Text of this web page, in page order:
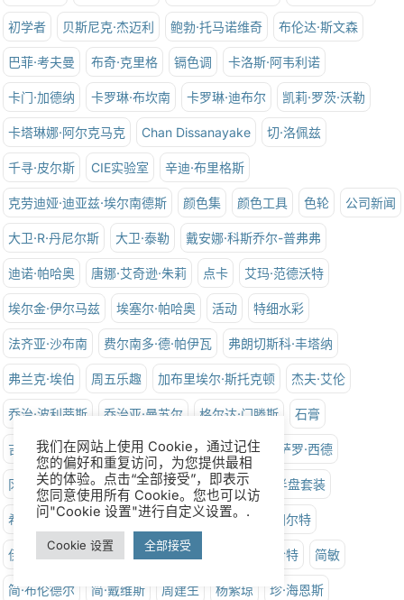
初学者 贝斯尼克·杰迈利 鲍勃·托马诺维奇 布伦达·斯文森
巴菲·考夫曼 布奇·克里格 镉色调 卡洛斯·阿韦利诺
卡门·加德纳 卡罗琳·布坎南 卡罗琳·迪布尔 凯莉·罗茨·沃勒
卡塔琳娜·阿尔克马克 Chan Dissanayake 切·洛佩兹
千寻·皮尔斯 CIE实验室 辛迪·布里格斯
克劳迪娅·迪亚兹·埃尔南德斯 颜色集 颜色工具 色轮 公司新闻
大卫·R·丹尼尔斯 大卫·泰勒 戴安娜·科斯乔尔-普弗弗
迪诺·帕哈奥 唐娜·艾奇逊·朱莉 点卡 艾玛·范德沃特
埃尔金·伊尔马兹 埃塞尔·帕哈奥 活动 特细水彩
法齐亚·沙布南 费尔南多·德·帕伊瓦 弗朗切斯科·丰塔纳
弗兰克·埃伯 周五乐趣 加布里埃尔·斯托克顿 杰夫·艾伦
乔治·波利蒂斯 乔治亚·曼苏尔 格尔达·门滕斯 石膏
吉娜·罗西·阿姆菲尔德 乔瓦尼·巴尔扎拉尼 冈萨罗·西德
冈萨洛·巴尔加斯 水粉画 客座艺术家演示 半盘套装
希瑟·伊恩·马丁 希拉里·佩吉 假期 伊恩·斯图尔特
伊恩·德·霍格 干涉色 詹姆斯·布兰特利 简·哈特 简敏
简·布伦德尔 简·戴维斯 周建生 杨紫琼 珍·海恩斯
您的偏好和重复访问，为您提供最相